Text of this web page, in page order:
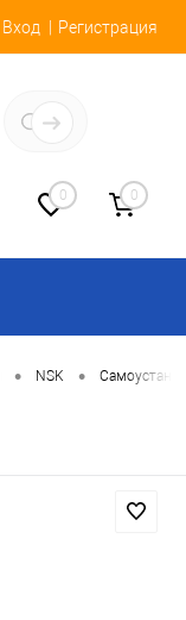
Вход Регистрация
0 0
• NSK •